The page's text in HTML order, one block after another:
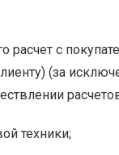
с
(за
техники;